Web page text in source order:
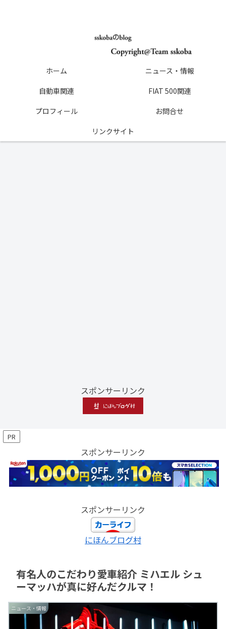
ホーム
ニュース・情報
自動車関連
FIAT 500関連
プロフィール
お問合せ
リンクサイト
スポンサーリンク
PR
スポンサーリンク
スポンサーリンク
にほんブログ村
有名人のこだわり愛車紹介 ミハエル シュ
ーマッハが真に好んだクルマ！
ニュース・情報